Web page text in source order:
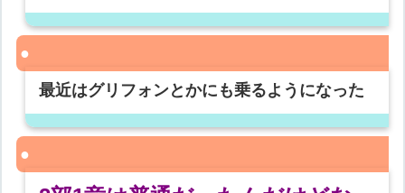
最近はグリフォンとかにも乗るようになった